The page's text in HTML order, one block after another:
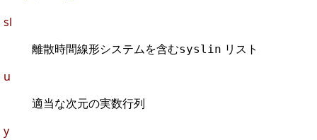
sl
離散時間線形システムを含むsyslin リスト
u
適当な次元の実数行列
y